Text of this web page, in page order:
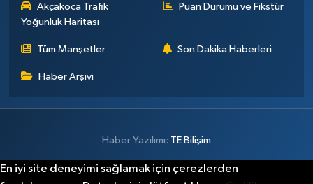
Akçakoca Trafik
Yoğunluk Haritası
Puan Durumu ve Fikstür
Tüm Manşetler Son Dakika Haberleri
Haber Arşivi
Haber Yazılımı: TE Bilişim
En iyi site deneyimi sağlamak için çerezlerden